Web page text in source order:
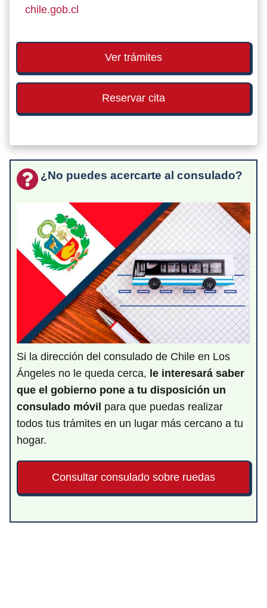
chile.gob.cl
Ver trámites
Reservar cita
¿No puedes acercarte al consulado?
Si la dirección del consulado de Chile en Los
Ángeles no le queda cerca, le interesará saber
que el gobierno pone a tu disposición un
consulado móvil para que puedas realizar
todos tus trámites en un lugar más cercano a tu
hogar.
Consultar consulado sobre ruedas